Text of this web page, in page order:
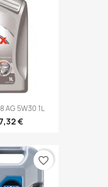
AG 5W30 1L
€
favorite_border